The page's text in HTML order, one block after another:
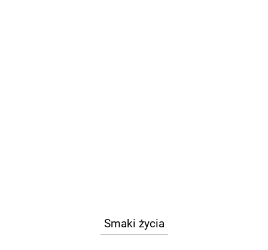
Smaki życia